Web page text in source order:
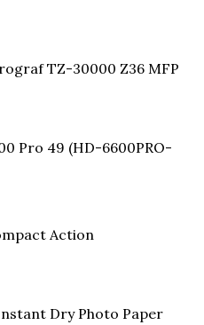
TZ-30000 Z36 MFP
Pro 49 (HD-6600PRO-
Action
Dry Photo Paper